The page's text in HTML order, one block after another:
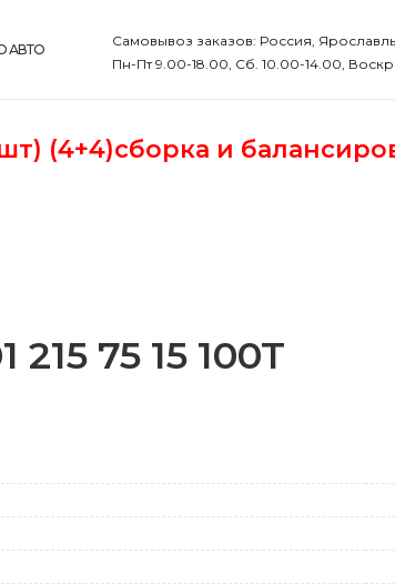
АВТО
Самовывоз заказов: Россия,
Пн-Пт 9.00-18.00, Сб. 10.00-14.00,
(4+4)сборка и
215 75 15 100T